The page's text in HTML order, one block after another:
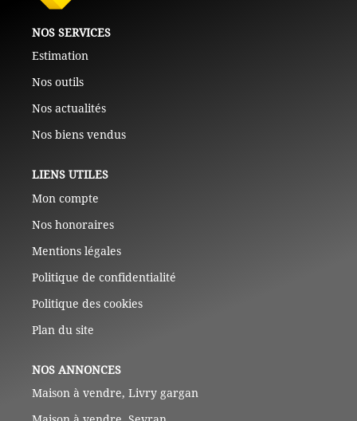
NOS SERVICES
Estimation
Nos outils
Nos actualités
Nos biens vendus
LIENS UTILES
Mon compte
Nos honoraires
Mentions légales
Politique de confidentialité
Politique des cookies
Plan du site
NOS ANNONCES
Maison à vendre, Livry gargan